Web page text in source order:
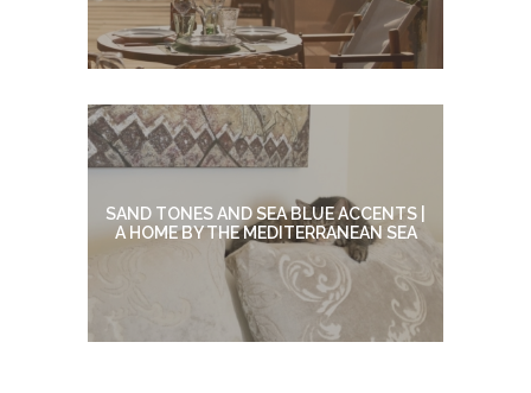
SAND TONES AND SEA BLUE ACCENTS |
A HOME BY THE MEDITERRANEAN SEA